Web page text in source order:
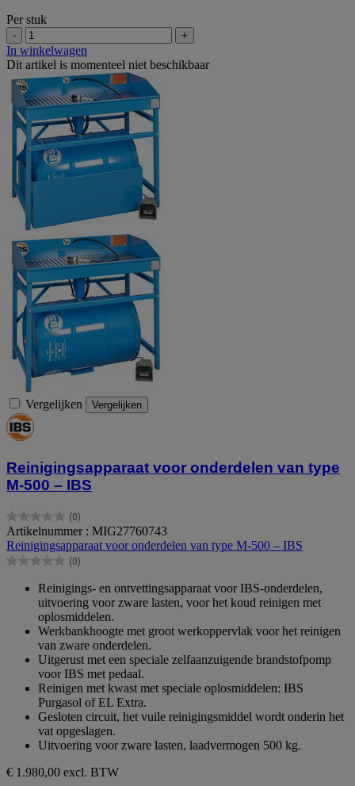
Per stuk
- +
In winkelwagen
Dit artikel is momenteel niet beschikbaar
Vergelijken Vergelijken
Reinigingsapparaat voor onderdelen van type
M-500 – IBS
(0)
0.0
van
de
5
Artikelnummer : MIG27760743
Reinigingsapparaat voor onderdelen van type M-500 – IBS
(0)
0.0
sterren.
Reinigings- en ontvettingsapparaat voor IBS-onderdelen,
uitvoering voor zware lasten, voor het koud reinigen met
oplosmiddelen.
Werkbankhoogte met groot werkoppervlak voor het reinigen
van zware onderdelen.
Uitgerust met een speciale zelfaanzuigende brandstofpomp
voor IBS met pedaal.
Reinigen met kwast met speciale oplosmiddelen: IBS
Purgasol of EL Extra.
Gesloten circuit, het vuile reinigingsmiddel wordt onderin het
vat opgeslagen.
Uitvoering voor zware lasten, laadvermogen 500 kg.
€ 1.980,00 excl. BTW